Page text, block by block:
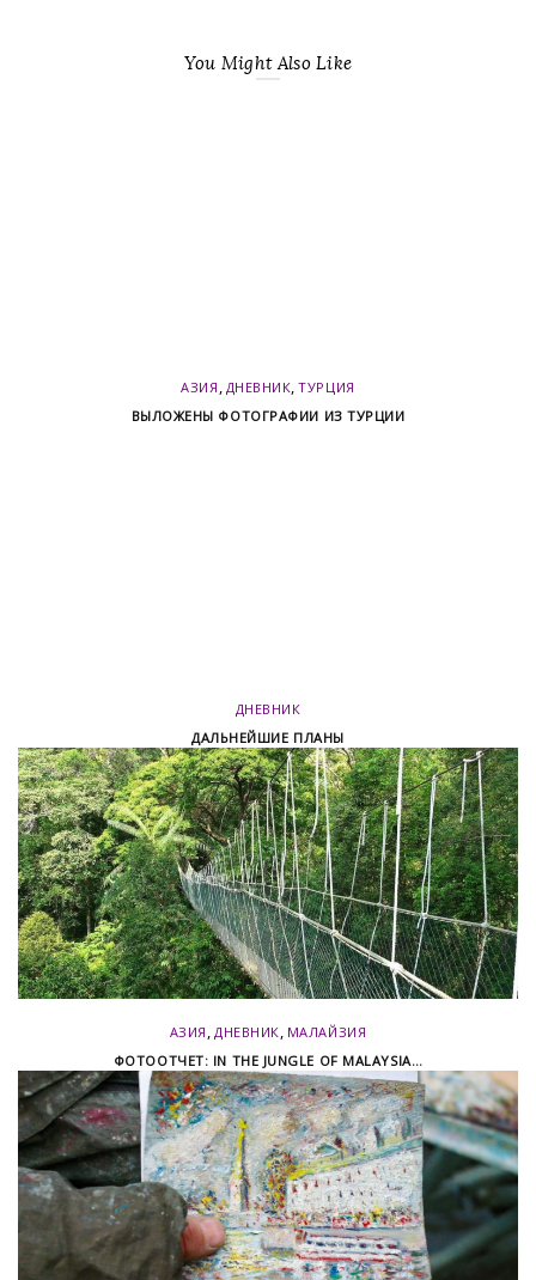
You Might Also Like
АЗИЯ , ДНЕВНИК,ТУРЦИЯ
ВЫЛОЖЕНЫ ФОТОГРАФИИ ИЗ ТУРЦИИ
ДНЕВНИК
ДАЛЬНЕЙШИЕ ПЛАНЫ
АЗИЯ , ДНЕВНИК, МАЛАЙЗИЯ
ФОТООТЧЕТ: IN THE JUNGLE OF MALAYSIA…